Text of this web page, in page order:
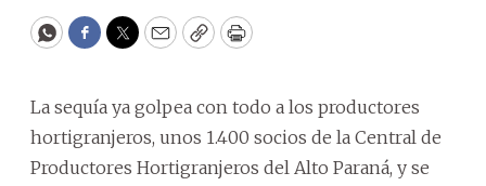
WhatsApp
Facebook
Twitter
EmailCopyPrint
La sequía ya golpea con todo a los productores
hortigranjeros, unos 1.400 socios de la Central de
Productores Hortigranjeros del Alto Paraná, y se